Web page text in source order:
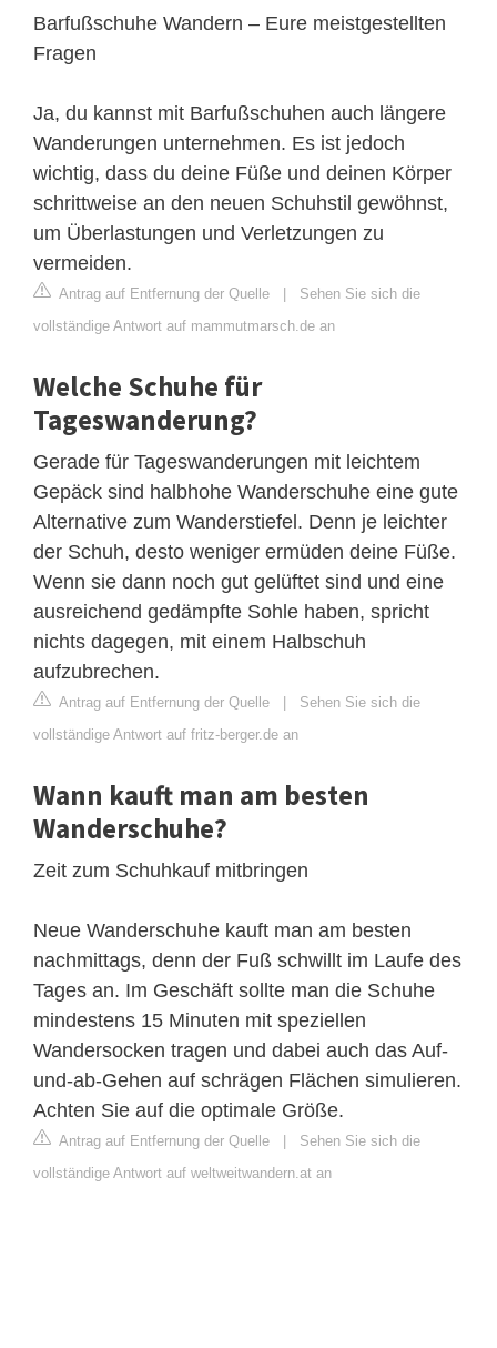
Barfußschuhe Wandern – Eure meistgestellten
Fragen
Ja, du kannst mit Barfußschuhen auch längere
Wanderungen unternehmen. Es ist jedoch
wichtig, dass du deine Füße und deinen Körper
schrittweise an den neuen Schuhstil gewöhnst,
um Überlastungen und Verletzungen zu
vermeiden.
Antrag auf Entfernung der Quelle | Sehen Sie sich die
vollständige Antwort auf mammutmarsch.de an
Welche Schuhe für
Tageswanderung?
Gerade für Tageswanderungen mit leichtem
Gepäck sind halbhohe Wanderschuhe eine gute
Alternative zum Wanderstiefel. Denn je leichter
der Schuh, desto weniger ermüden deine Füße.
Wenn sie dann noch gut gelüftet sind und eine
ausreichend gedämpfte Sohle haben, spricht
nichts dagegen, mit einem Halbschuh
aufzubrechen.
Antrag auf Entfernung der Quelle | Sehen Sie sich die
vollständige Antwort auf fritz-berger.de an
Wann kauft man am besten
Wanderschuhe?
Zeit zum Schuhkauf mitbringen
Neue Wanderschuhe kauft man am besten
nachmittags, denn der Fuß schwillt im Laufe des
Tages an. Im Geschäft sollte man die Schuhe
mindestens 15 Minuten mit speziellen
Wandersocken tragen und dabei auch das Auf-
und-ab-Gehen auf schrägen Flächen simulieren.
Achten Sie auf die optimale Größe.
Antrag auf Entfernung der Quelle | Sehen Sie sich die
vollständige Antwort auf weltweitwandern.at an